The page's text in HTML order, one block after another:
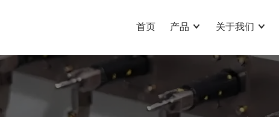
首页 产品 关于我们